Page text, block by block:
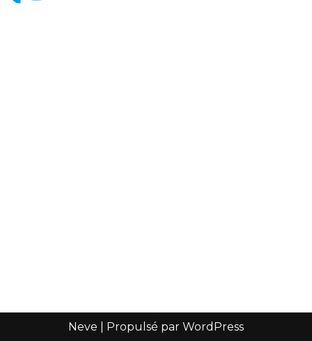
Neve | Propulsé par WordPress